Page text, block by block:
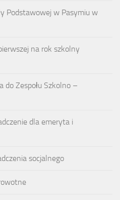
Podstawowej w Pasymiu w
na rok szkolny
do Zespołu Szkolno –
dla emeryta i
socjalnego